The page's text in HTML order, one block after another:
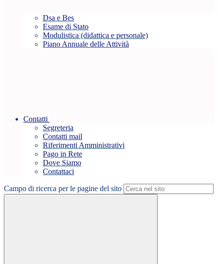
Dsa e Bes
Esame di Stato
Modulistica (didattica e personale)
Piano Annuale delle Attività
Contatti
Segreteria
Contatti mail
Riferimenti Amministrativi
Pago in Rete
Dove Siamo
Contattaci
Campo di ricerca per le pagine del sito